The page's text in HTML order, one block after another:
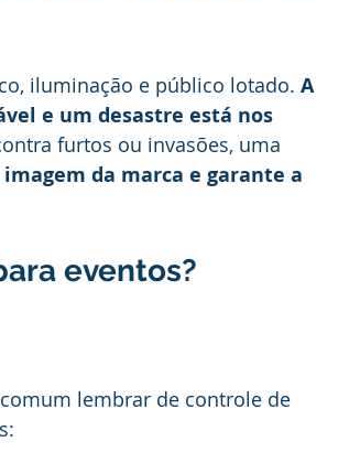
iluminação e público lotado. A
e um desastre está nos
furtos ou invasões, uma
da marca e garante a
eventos?
lembrar de controle de